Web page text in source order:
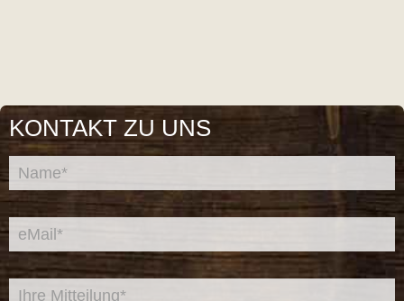
KONTAKT ZU UNS